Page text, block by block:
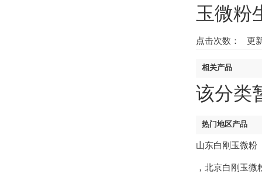
玉微粉
点击次数： 更
相关产品
该分类
热门地区产品
山东白刚玉微粉
， 北京白刚玉微